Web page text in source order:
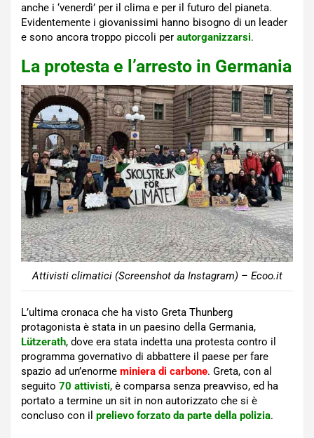
anche i ‘venerdì’ per il clima e per il futuro del pianeta.
Evidentemente i giovanissimi hanno bisogno di un leader
e sono ancora troppo piccoli per autorganizzarsi.
La protesta e l’arresto in Germania
Attivisti climatici (Screenshot da Instagram) – Ecoo.it
L’ultima cronaca che ha visto Greta Thunberg
protagonista è stata in un paesino della Germania,
Lützerath, dove era stata indetta una protesta contro il
programma governativo di abbattere il paese per fare
spazio ad un’enorme miniera di carbone. Greta, con al
seguito 70 attivisti, è comparsa senza preavviso, ed ha
portato a termine un sit in non autorizzato che si è
concluso con il prelievo forzato da parte della polizia.